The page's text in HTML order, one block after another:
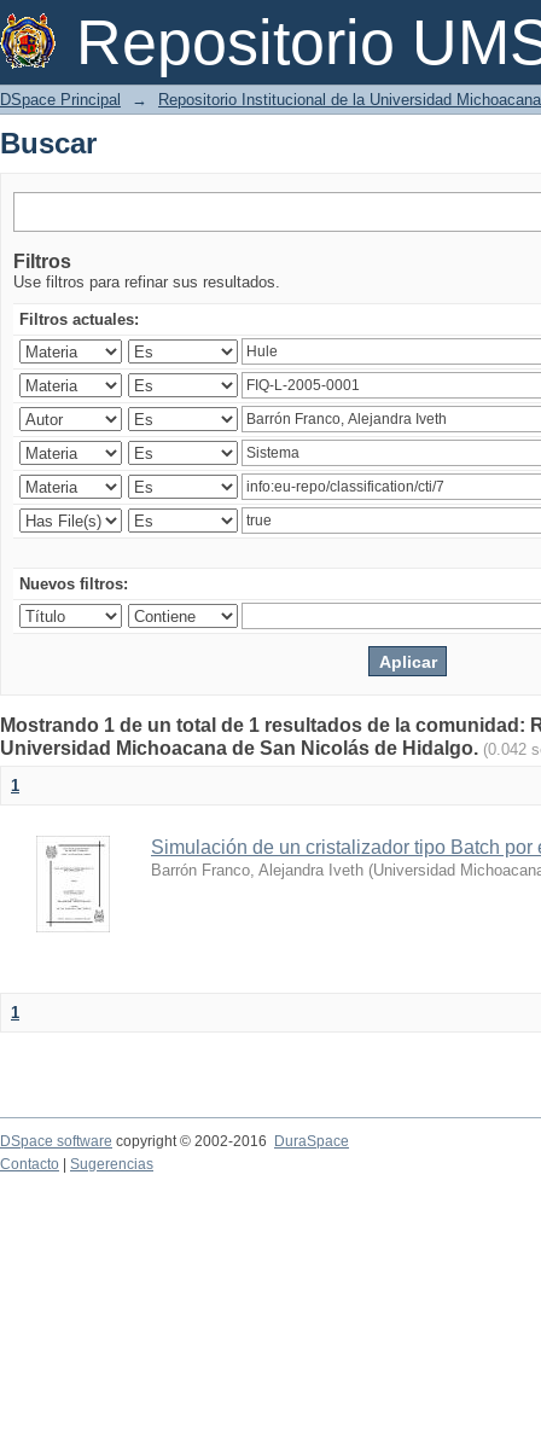
Repositorio
Buscar
DSpace Principal → Repositorio Institucional de la Universidad
Buscar
Filtros
Use filtros para refinar sus resultados.
Filtros actuales:
Nuevos filtros:
Mostrando 1 de un total de 1 resultados de la comunidad:
Universidad Michoacana de San Nicolás de Hidalgo. (0.042
1
Simulación de un cristalizador tipo Batch por
Barrón Franco, Alejandra Iveth (Universidad
1
DSpace software copyright © 2002-2016
DuraSpace
Contacto
Sugerencias